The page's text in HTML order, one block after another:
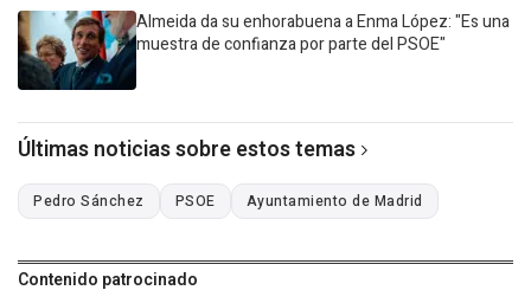
Almeida da su enhorabuena a Enma López: "Es una
muestra de confianza por parte del PSOE"
Últimas noticias sobre estos temas
Pedro Sánchez PSOE Ayuntamiento de Madrid
Contenido patrocinado